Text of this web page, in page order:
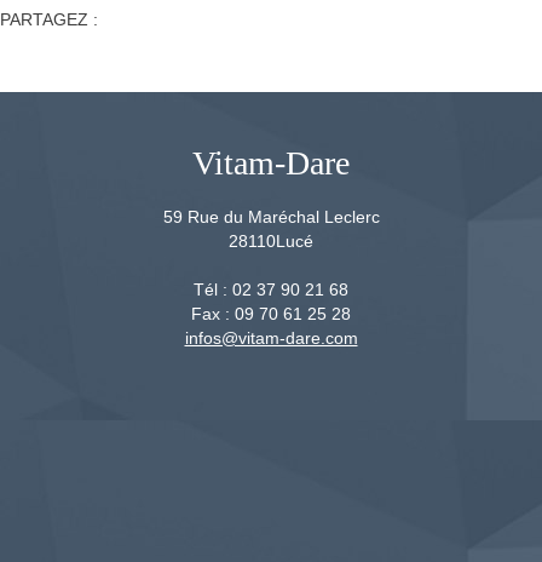
PARTAGEZ :
Vitam-Dare
59 Rue du Maréchal Leclerc
28110Lucé
Tél : 02 37 90 21 68
Fax : 09 70 61 25 28
infos@vitam-dare.com